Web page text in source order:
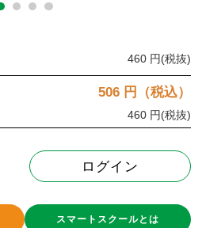
460 円(税抜)
506 円（税込）
460 円(税抜)
ログイン
スマートスクールとは